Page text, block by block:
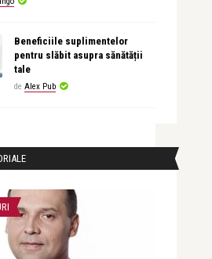
Beneficiile suplimentelor
pentru slăbit asupra sănătății
tale
de Alex Pub